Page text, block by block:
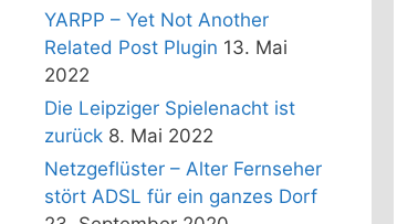
YARPP – Yet Not Another
Related Post Plugin 13. Mai
2022
Die Leipziger Spielenacht ist
zurück 8. Mai 2022
Netzgeflüster – Alter Fernseher
stört ADSL für ein ganzes Dorf